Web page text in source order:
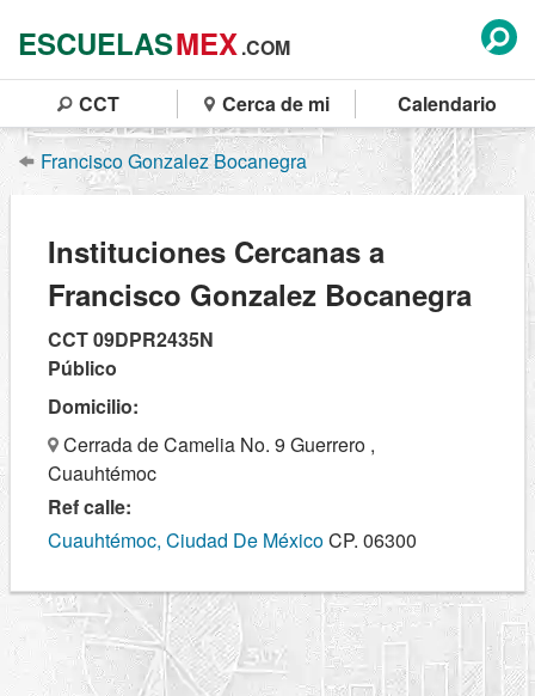
ESCUELASMEX.COM
CCT Cerca de mi Calendario
Francisco Gonzalez Bocanegra
Instituciones Cercanas a
Francisco Gonzalez Bocanegra
CCT 09DPR2435N
Público
Domicilio:
Cerrada de Camelia No. 9 Guerrero ,
Cuauhtémoc
Ref calle:
Cuauhtémoc, Ciudad De MéxicoCP. 06300